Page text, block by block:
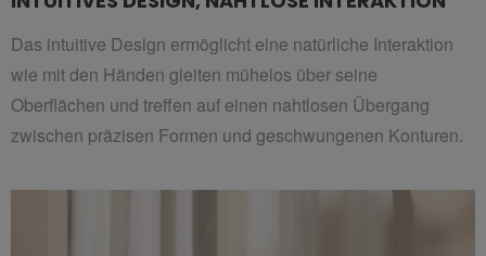
Das intuitive Design ermöglicht eine natürliche Interaktion
wie mit den Händen gleiten mühelos über seine
Oberflächen und treffen auf einen nahtlosen Übergang
zwischen präzisen Formen und geschwungenen Konturen.